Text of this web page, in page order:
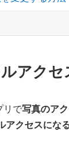
アク
リで写真のア
アクセスにな